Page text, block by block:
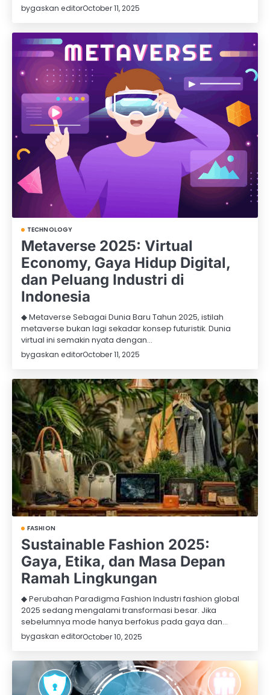
bygaskan editorOctober 11, 2025
TECHNOLOGY
Metaverse 2025: Virtual
Economy, Gaya Hidup Digital,
dan Peluang Industri di
Indonesia
◆ Metaverse Sebagai Dunia Baru Tahun 2025, istilah
metaverse bukan lagi sekadar konsep futuristik. Dunia
virtual ini semakin nyata dengan…
bygaskan editorOctober 11, 2025
FASHION
Sustainable Fashion 2025:
Gaya, Etika, dan Masa Depan
Ramah Lingkungan
◆ Perubahan Paradigma Fashion Industri fashion global
2025 sedang mengalami transformasi besar. Jika
sebelumnya mode hanya berfokus pada gaya dan…
bygaskan editorOctober 10, 2025